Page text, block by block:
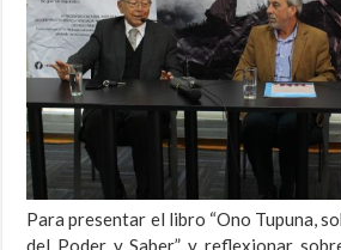
Para presentar el libro “Ono Tupuna,